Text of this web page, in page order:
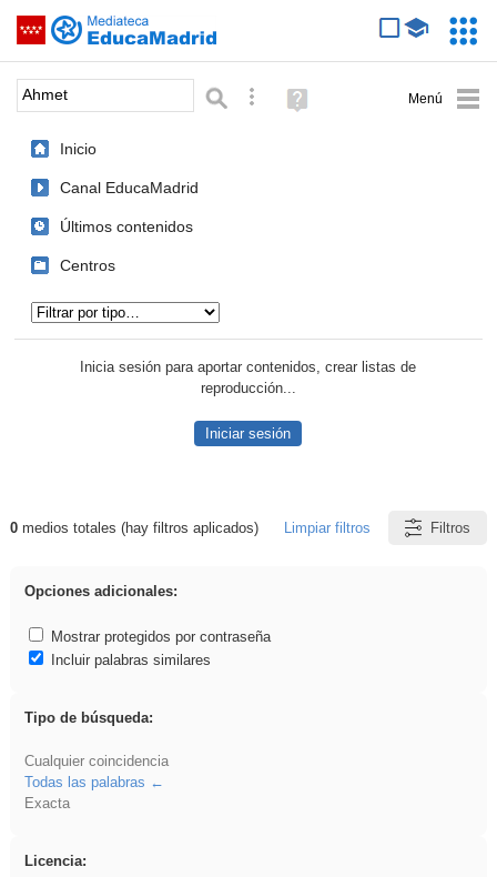
Saltar navegación
Palabra o frase: Búsqueda avanzada
Ayuda
(en
Inicio
Canal EducaMadrid
Últimos contenidos
Centros
Inicia sesión para aportar contenidos, crear listas de
reproducción...
Iniciar sesión
Resultados de: Ahmet
0medios totales (hay filtros aplicados) Limpiar filtros Filtros
Opciones adicionales:
Mostrar protegidos por contraseña
Incluir palabras similares
Tipo de búsqueda:
Cualquier coincidencia
Todas las palabras
Exacta
Licencia: